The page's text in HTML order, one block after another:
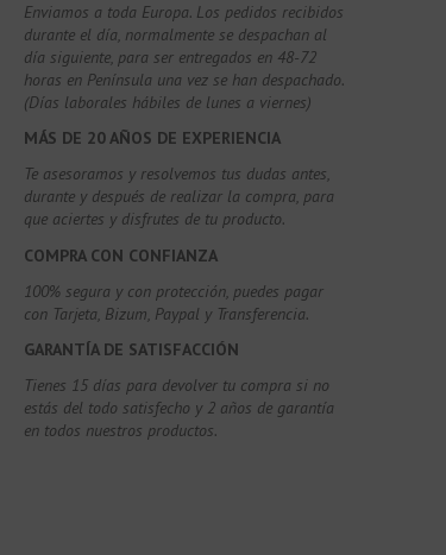
Enviamos a toda Europa. Los pedidos recibidos
durante el día, normalmente se despachan al
día siguiente, para ser entregados en 48-72
horas en Península una vez se han despachado.
(Días laborales hábiles de lunes a viernes)
MÁS DE 20 AÑOS DE EXPERIENCIA
Te asesoramos y resolvemos tus dudas antes,
durante y después de realizar la compra, para
que aciertes y disfrutes de tu producto.
COMPRA CON CONFIANZA
100% segura y con protección, puedes pagar
con Tarjeta, Bizum, Paypal y Transferencia.
GARANTÍA DE SATISFACCIÓN
Tienes 15 días para devolver tu compra si no
estás del todo satisfecho y 2 años de garantía
en todos nuestros productos.